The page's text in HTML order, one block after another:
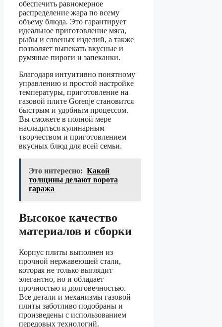
обеспечить равномерное
распределение жара по всему
объему блюда. Это гарантирует
идеальное приготовление мяса,
рыбы и слоеных изделий, а также
позволяет выпекать вкусные и
румяные пироги и запеканки.
Благодаря интуитивно понятному
управлению и простой настройке
температуры, приготовление на
газовой плите Gorenje становится
быстрым и удобным процессом.
Вы сможете в полной мере
насладиться кулинарным
творчеством и приготовлением
вкусных блюд для всей семьи.
Это интересно: Какой
толщины делают ворота
гаража
Высокое качество
материалов и сборки
Корпус плиты выполнен из
прочной нержавеющей стали,
которая не только выглядит
элегантно, но и обладает
прочностью и долговечностью.
Все детали и механизмы газовой
плиты заботливо подобраны и
произведены с использованием
передовых технологий.